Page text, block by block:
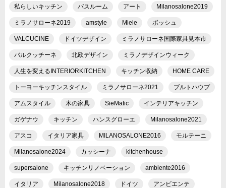
私らしいキッチン バスルーム アート Milanosalone2019
ミラノサローネ2019 amstyle Miele ボッシュ
VALCUCINE ドイツデザイン ミラノサローネ国際家具見本市
バルクッチーネ 北欧デザイン ミラノデザインウィーク
人生を変えるINTERIORKITCHEN キッチン収納 HOME CARE
トーヨーキッチンスタイル ミラノサローネ2021 ブルトハウプ
アムスタイル 木の家具 SieMatic インテリアキッチン
ガゲナウ キッチン ハンスグローエ Milanosalone2021
アスコ イタリア家具 MILANOSALONE2016 モルテーニ
Milanosalone2024 カッシーナ kitchenhouse
supersalone キッチンリノベーション ambiente2016
イタリア Milanosalone2018 ドイツ アンビエンテ